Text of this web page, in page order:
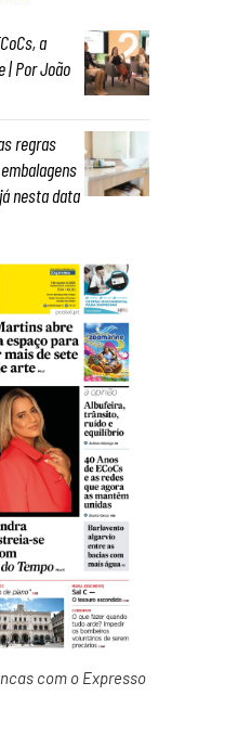
a
| Por João
regras
nesta data
com o Expresso